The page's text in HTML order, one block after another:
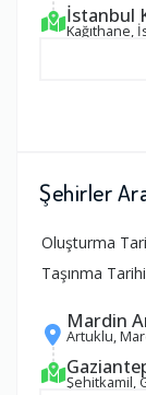
İstanbul
Kağıthane,
Şehirler
Oluşturma
Taşınma Tarihi
Mardin
Artuklu,
Şehitkamil,